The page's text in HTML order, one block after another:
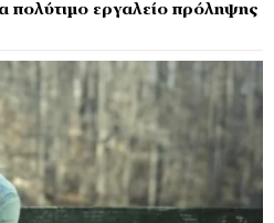
εργαλείο πρόληψης